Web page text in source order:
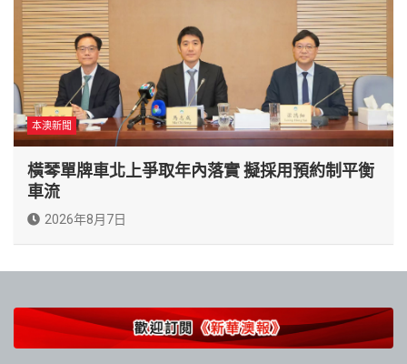
本澳新聞
橫琴單牌車北上爭取年內落實 擬採用預約制平衡
車流
2026年8月7日